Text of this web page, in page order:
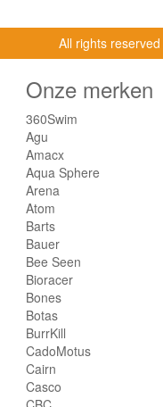
All rights reserved
Onze merken
360Swim
Agu
Amacx
Aqua Sphere
Arena
Atom
Barts
Bauer
Bee Seen
Bioracer
Bones
Botas
BurrKill
CadoMotus
Cairn
Casco